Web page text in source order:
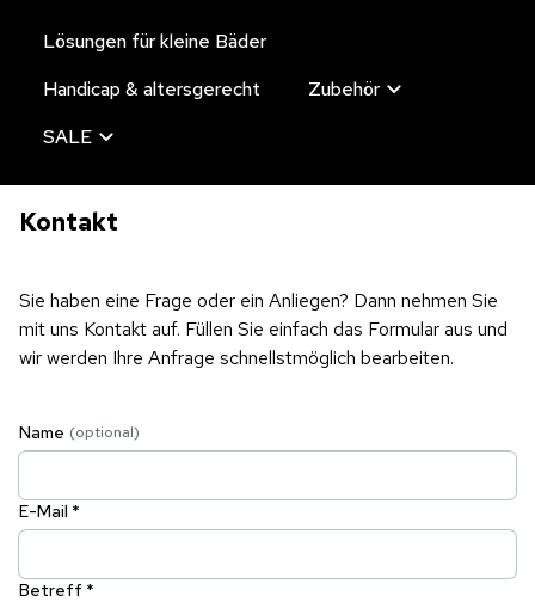
Lösungen für kleine Bäder
Handicap & altersgerecht
Zubehör
SALE
Kontakt
Sie haben eine Frage oder ein Anliegen? Dann nehmen Sie
mit uns Kontakt auf. Füllen Sie einfach das Formular aus und
wir werden Ihre Anfrage schnellstmöglich bearbeiten.
Name (optional)
E-Mail *
Betreff *